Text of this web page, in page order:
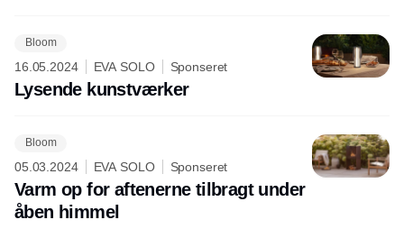
Bloom
16.05.2024 EVA SOLO Sponseret
Lysende kunstværker
Bloom
05.03.2024 EVA SOLO Sponseret
Varm op for aftenerne tilbragt under
åben himmel